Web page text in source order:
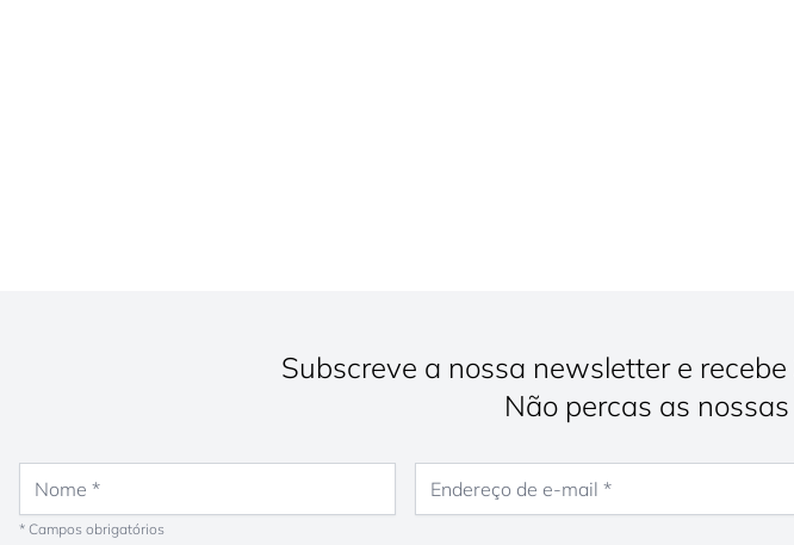
Subscreve a nossa newsletter e recebe
Não percas as nossas
* Campos obrigatórios